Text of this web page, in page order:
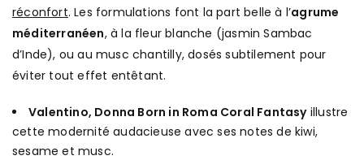
réconfort. Les formulations font la part belle à l’agrume
méditerranéen, à la fleur blanche (jasmin Sambac
d’Inde), ou au musc chantilly, dosés subtilement pour
éviter tout effet entêtant.
Valentino, Donna Born in Roma Coral Fantasyillustre
cette modernité audacieuse avec ses notes de kiwi,
sesame et musc.